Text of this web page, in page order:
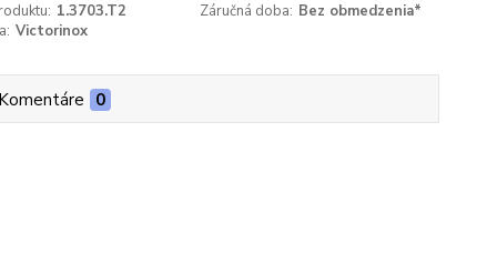
1.3703.T2 Záručná doba: Bez obmedzenia*
Victorinox
0